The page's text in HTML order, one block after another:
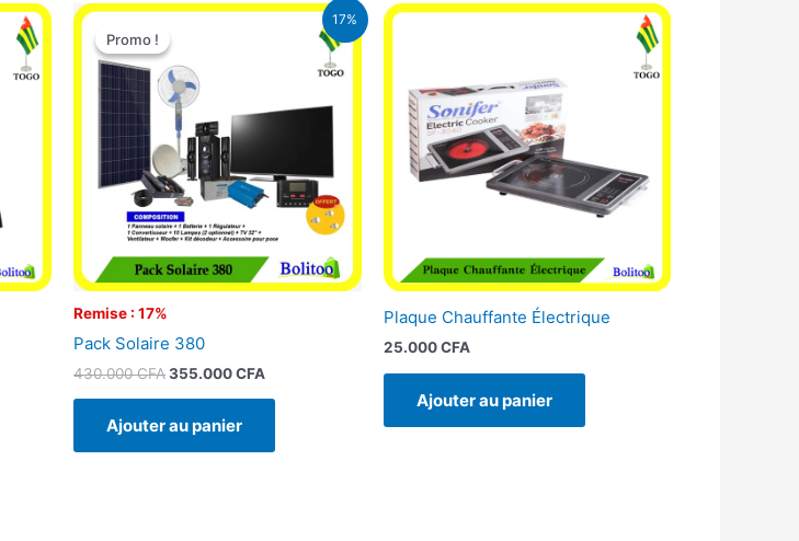
17%
Promo !
Remise : 17%
Promo !
Pack Solaire 380
430.000CFA
Le
initial
était :
430.000 CFA.
355.000CFA
Le
Ajouter au panier
Plaque Chauffante Électrique
25.000CFA
Ajouter au panier